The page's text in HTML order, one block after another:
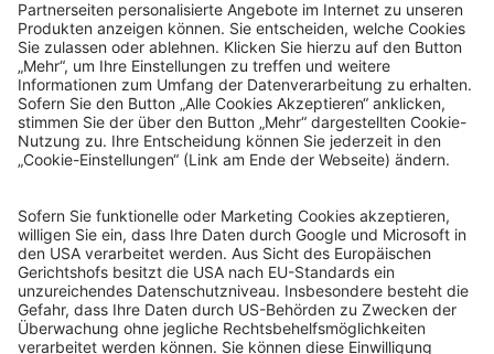
© Sachsenlotto 2026
sachsenlotto.de–
das Glück ist so nah.